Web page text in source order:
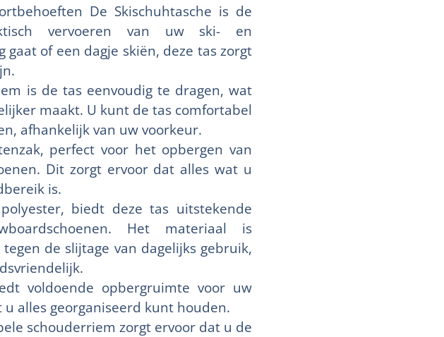
De Skischuhtasche is de
vervoeren van uw ski- en
of een dagje skiën, deze tas zorgt
is de tas eenvoudig te dragen, wat
maakt. U kunt de tas comfortabel
afhankelijk van uw voorkeur.
perfect voor het opbergen van
Dit zorgt ervoor dat alles wat u
is.
biedt deze tas uitstekende
Het materiaal is
de slijtage van dagelijks gebruik,
voldoende opbergruimte voor uw
alles georganiseerd kunt houden.
schouderriem zorgt ervoor dat u de